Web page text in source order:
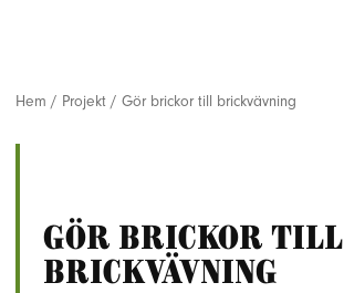
Hem / Projekt / Gör brickor till brickvävning
Gör brickor till
brickvävning